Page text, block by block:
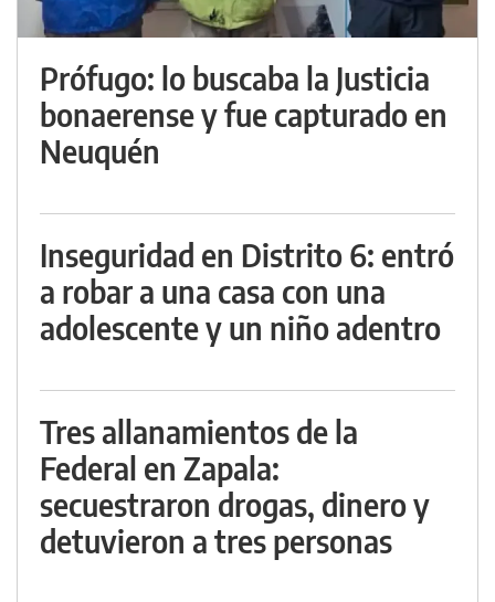
Prófugo: lo buscaba la Justicia
bonaerense y fue capturado en
Neuquén
Inseguridad en Distrito 6: entró
a robar a una casa con una
adolescente y un niño adentro
Tres allanamientos de la
Federal en Zapala:
secuestraron drogas, dinero y
detuvieron a tres personas